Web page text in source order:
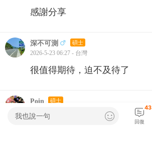
感謝分享
深不可測 碩士
2026-5-23 06:27 - 台灣
很值得期待，迫不及待了
Poin 碩士
我也說一句
回復
43